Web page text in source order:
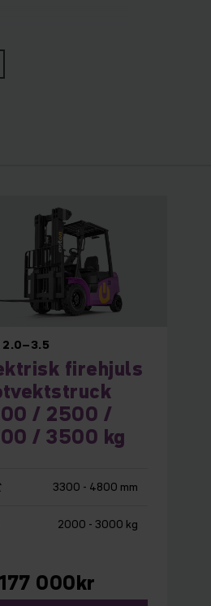
2.0–3.5
firehjuls
/ 2500 /
/ 3500 kg
3300 - 4800 mm
2000 - 3000 kg
kr
000